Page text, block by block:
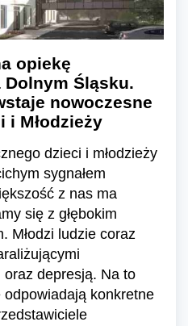
opiekę
Śląsku.
nowoczesne
i Młodzieży
dzieci i młodzieży
sygnałem
z nas ma
się z głębokim
Młodzi ludzie coraz
depresją. Na to
konkretne